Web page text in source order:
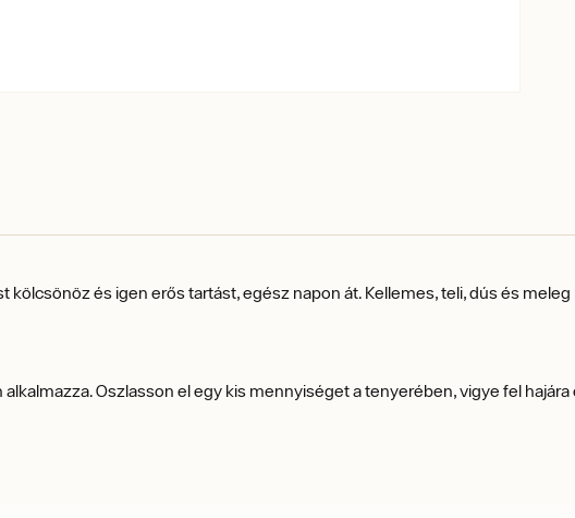
kölcsönöz és igen erős tartást, egész napon át. Kellemes, teli, dús és
Oszlasson el egy kis mennyiséget a tenyerében, vigye fel